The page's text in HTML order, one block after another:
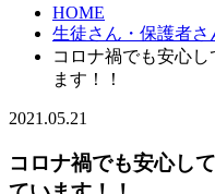
HOME
生徒さん・保護者さ
コロナ禍でも安心
ます！！
2021.05.21
コロナ禍でも安心し